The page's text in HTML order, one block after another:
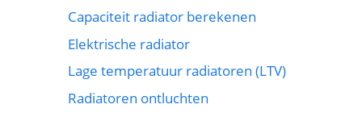
Capaciteit radiator berekenen
Elektrische radiator
Lage temperatuur radiatoren (LTV)
Radiatoren ontluchten